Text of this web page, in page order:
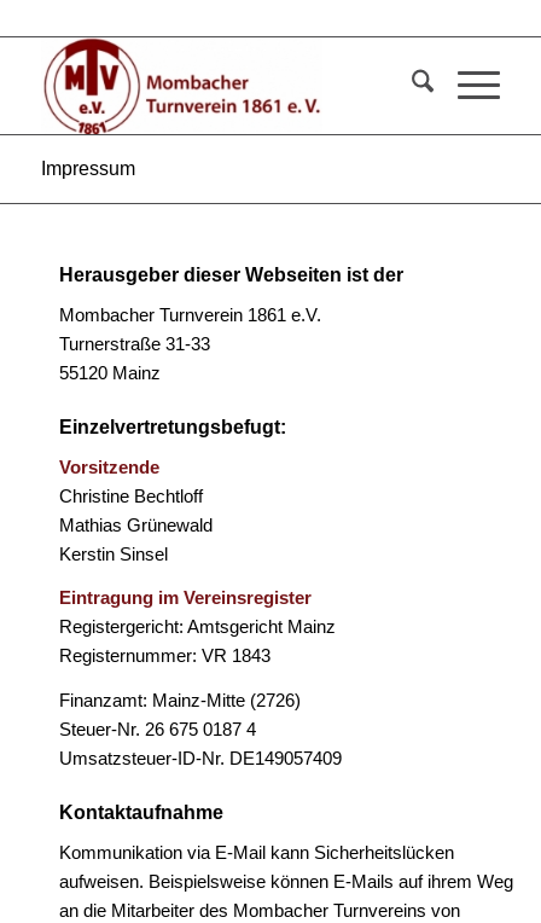
Impressum
Herausgeber dieser Webseiten ist der
Mombacher Turnverein 1861 e.V.
Turnerstraße 31-33
55120 Mainz
Einzelvertretungsbefugt:
Vorsitzende
Christine Bechtloff
Mathias Grünewald
Kerstin Sinsel
Eintragung im Vereinsregister
Registergericht: Amtsgericht Mainz
Registernummer: VR 1843
Finanzamt: Mainz-Mitte (2726)
Steuer-Nr. 26 675 0187 4
Umsatzsteuer-ID-Nr. DE149057409
Kontaktaufnahme
Kommunikation via E-Mailkann Sicherheitslücken
aufweisen. Beispielsweise können E-Mails auf ihrem Weg
an die Mitarbeiter des Mombacher Turnvereins von